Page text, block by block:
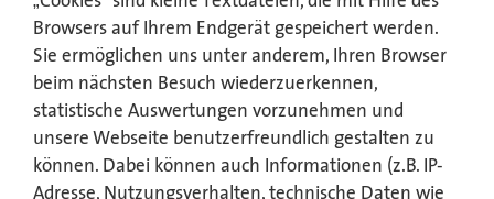
Browsers auf Ihrem Endgerät gespeichert werden.
Sie ermöglichen uns unter anderem, Ihren Browser
beim nächsten Besuch wiederzuerkennen,
statistische Auswertungen vorzunehmen und
unsere Webseite benutzerfreundlich gestalten zu
können. Dabei können auch Informationen (z.B. IP-
Adresse, Nutzungsverhalten, technische Daten wie